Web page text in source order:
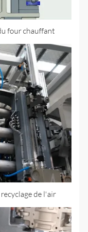
four chauffant
de l'air